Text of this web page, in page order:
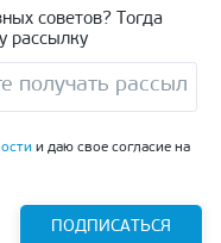
советов? Тогда
рассылку
и даю свое согласие на
ПОДПИСАТЬСЯ